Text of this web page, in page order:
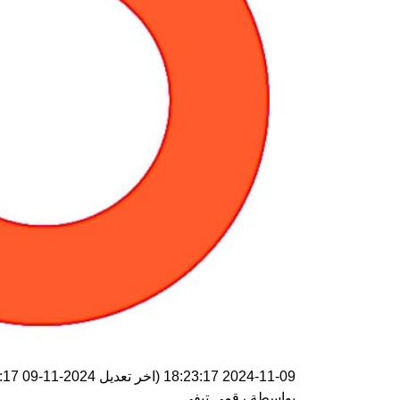
2024-11-09 18:23:17 (اخر تعديل 2024-11-09 18:23:17